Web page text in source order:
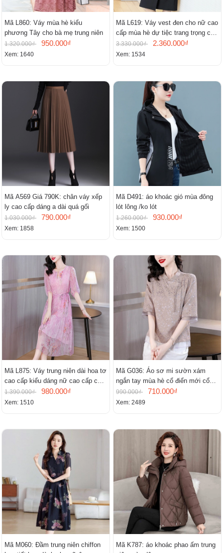
Mã L860: Váy mùa hè kiểu
phương Tây cho bà mẹ trung niên
1.320.000₫ 950.000₫
Xem: 1640
Mã L619: Váy vest đen cho nữ cao
cấp mùa hè dự tiệc trang trọng cao
cấp
3.330.000₫ 2.360.000₫
Xem: 1534
Mã A569 Giá 790K: chân váy xếp
ly cao cấp dáng a dài quá gối
1.030.000₫ 790.000₫
Xem: 1858
Mã D491: áo khoác gió mùa đông
lót lông /ko lót
1.260.000₫ 930.000₫
Xem: 1500
Mã L875: Váy trung niên dài hoa tơ
cao cấp kiểu dáng nữ cao cấp cao
cấp thần
1.390.000₫ 980.000₫
Xem: 1510
Mã G036: Áo sơ mi sườn xám
ngắn tay mùa hè cổ điển mới cổ
đứng
990.000₫ 710.000₫
Xem: 2489
Mã M060: Đầm trung niên chiffon
Mã K787: áo khoác phao ấm trung